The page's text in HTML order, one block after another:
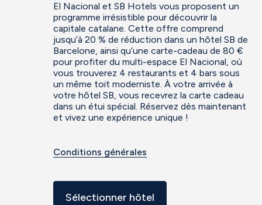
El Nacional et SB Hotels vous proposent un
programme irrésistible pour découvrir la
capitale catalane. Cette offre comprend
jusqu’à 20 % de réduction dans un hôtel SB de
Barcelone, ainsi qu’une carte-cadeau de 80 €
pour profiter du multi-espace El Nacional, où
vous trouverez 4 restaurants et 4 bars sous
un même toit moderniste. À votre arrivée à
votre hôtel SB, vous recevrez la carte cadeau
dans un étui spécial. Réservez dès maintenant
et vivez une expérience unique !
Conditions générales
Sélectionner hôtel